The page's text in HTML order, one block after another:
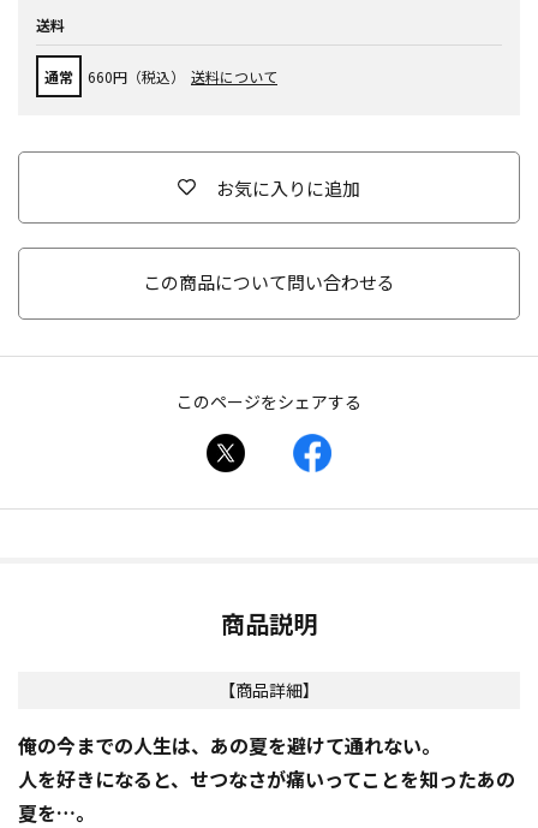
送料
通常 660円（税込） 送料について
お気に入りに追加
この商品について問い合わせる
このページをシェアする
商品説明
【商品詳細】
俺の今までの人生は、あの夏を避けて通れない。
人を好きになると、せつなさが痛いってことを知ったあの
夏を…。